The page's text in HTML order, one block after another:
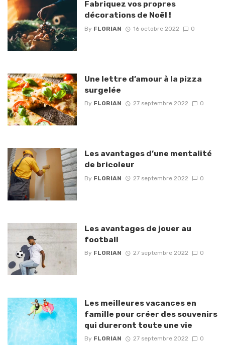
Fabriquez vos propres
décorations de Noël !
By FLORIAN 16 octobre 2022 0
Une lettre d’amour à la pizza
surgelée
By FLORIAN 27 septembre 2022 0
Les avantages d’une mentalité
de bricoleur
By FLORIAN 27 septembre 2022 0
Les avantages de jouer au
football
By FLORIAN 27 septembre 2022 0
Les meilleures vacances en
famille pour créer des souvenirs
qui dureront toute une vie
By FLORIAN 27 septembre 2022 0